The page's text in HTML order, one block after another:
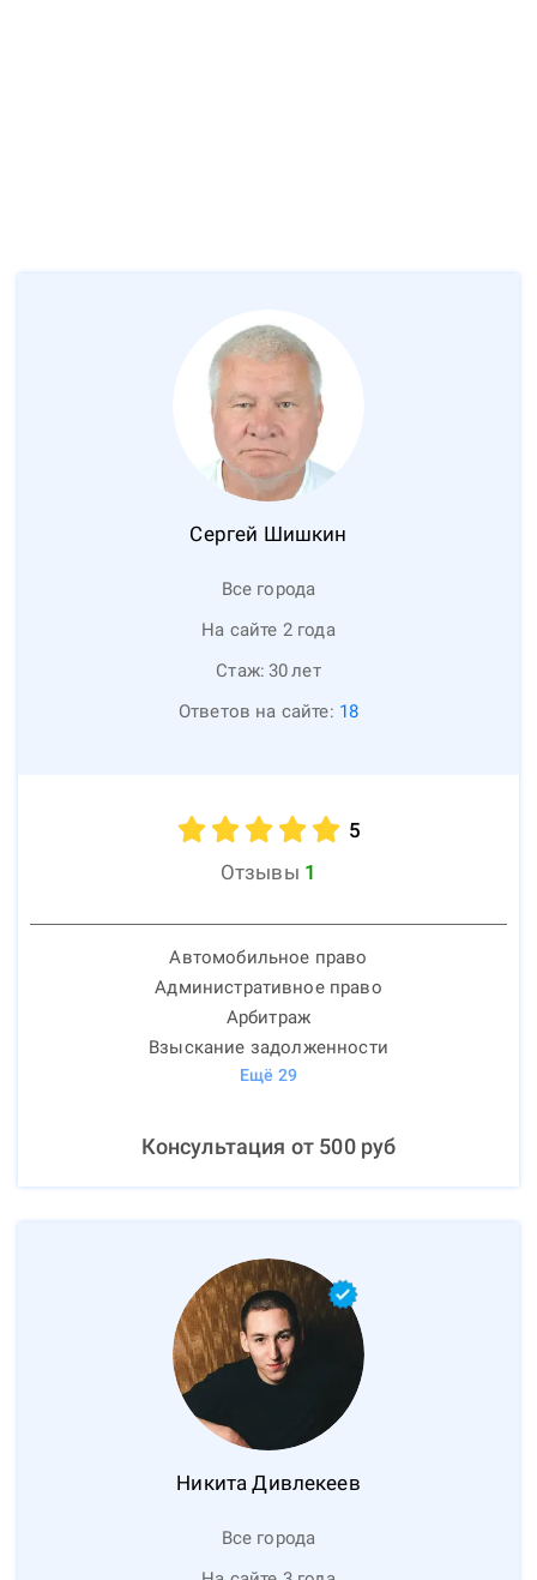
Сергей Шишкин
Все города
На сайте 2 года
Стаж: 30лет
Ответов на сайте: 18
5
Отзывы 1
Автомобильное право
Административное право
Арбитраж
Взыскание задолженности
Ещё 29
Консультация от 500руб
Никита Дивлекеев
Все города